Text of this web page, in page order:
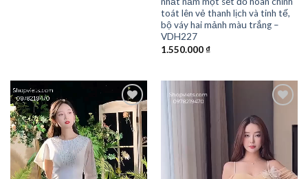
toát lên vẻ thanh lịch và tinh tế,
bộ váy hai mảnh màu trắng –
VDH227
1.550.000₫
Add to
wishlist
Add to
wishlist